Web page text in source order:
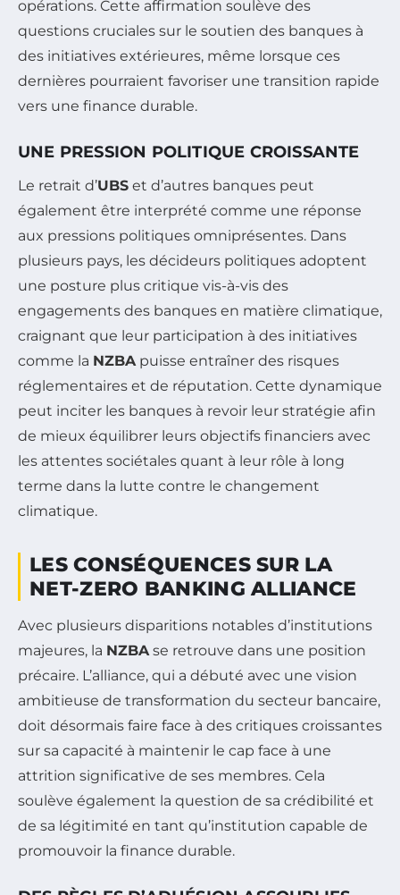
opérations. Cette affirmation soulève des
questions cruciales sur le soutien des banques à
des initiatives extérieures, même lorsque ces
dernières pourraient favoriser une transition rapide
vers une finance durable.
UNE PRESSION POLITIQUE CROISSANTE
Le retrait d’UBS et d’autres banques peut
également être interprété comme une réponse
aux pressions politiques omniprésentes. Dans
plusieurs pays, les décideurs politiques adoptent
une posture plus critique vis-à-vis des
engagements des banques en matière climatique,
craignant que leur participation à des initiatives
comme la NZBApuisse entraîner des risques
réglementaires et de réputation. Cette dynamique
peut inciter les banques à revoir leur stratégie afin
de mieux équilibrer leurs objectifs financiers avec
les attentes sociétales quant à leur rôle à long
terme dans la lutte contre le changement
climatique.
LES CONSÉQUENCES SUR LA
NET-ZERO BANKING ALLIANCE
Avec plusieurs disparitions notables d’institutions
majeures, la NZBAse retrouve dans une position
précaire. L’alliance, qui a débuté avec une vision
ambitieuse de transformation du secteur bancaire,
doit désormais faire face à des critiques croissantes
sur sa capacité à maintenir le cap face à une
attrition significative de ses membres. Cela
soulève également la question de sa crédibilité et
de sa légitimité en tant qu’institution capable de
promouvoir la finance durable.